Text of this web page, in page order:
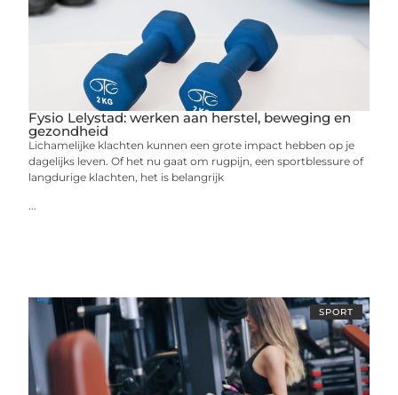
Fysio Lelystad: werken aan herstel, beweging en
gezondheid
Lichamelijke klachten kunnen een grote impact hebben op je
dagelijks leven. Of het nu gaat om rugpijn, een sportblessure of
langdurige klachten, het is belangrijk
SPORT